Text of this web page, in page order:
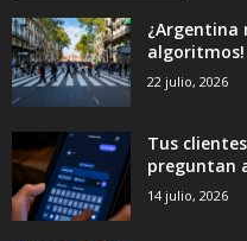
¿Argentina
algoritmos!
22 julio, 2026
Tus
preguntan
14 julio, 2026